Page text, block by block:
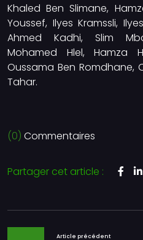
Khaled Ben Slimane,
Youssef, Ilyes Kramssli,
Ahmed Kadhi, Slim
Mohamed Hlel, Hamza
Oussama Ben Romdhane,
Tahar.
(0) Commentaires
Partager cet article :
Article précédent